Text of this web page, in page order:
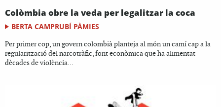
Colòmbia obre la veda per legalitzar la coca
BERTA CAMPRUBÍ PÀMIES
Per primer cop, un govern colombià planteja al món un camí cap a la
regularització del narcotràfic, font econòmica que ha alimentat
dècades de violència...